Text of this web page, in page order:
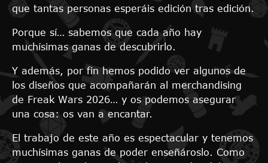
que tantas personas esperáis edición tras edición.
Porque sí… sabemos que cada año hay
muchísimas ganas de descubrirlo.
Y además, por fin hemos podido ver algunos de
los diseños que acompañarán al merchandising
de Freak Wars 2026… y os podemos asegurar
una cosa: os van a encantar.
El trabajo de este año es espectacular y tenemos
muchísimas ganas de poder enseñároslo. Como